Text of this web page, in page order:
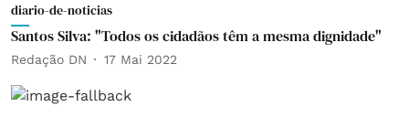
diario-de-noticias
Santos Silva: "Todos os cidadãos têm a mesma dignidade"
Redação DN 17 Mai 2022